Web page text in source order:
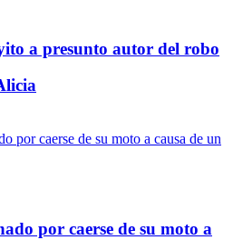
a presunto autor del robo
por caerse de su moto a